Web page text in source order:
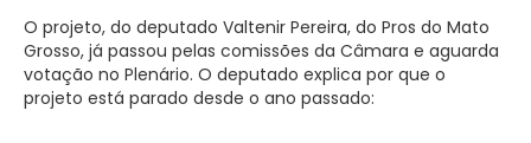
O projeto, do deputado Valtenir Pereira, do Pros do Mato
Grosso, já passou pelas comissões da Câmara e aguarda
votação no Plenário. O deputado explica por que o
projeto está parado desde o ano passado: